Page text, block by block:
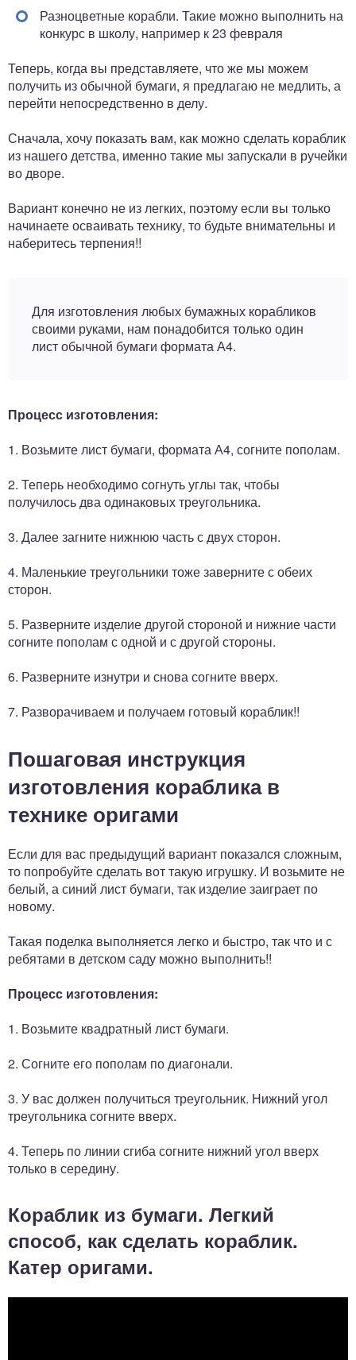
Разноцветные корабли. Такие можно выполнить на
конкурс в школу, например к 23 февраля
Теперь, когда вы представляете, что же мы можем
получить из обычной бумаги, я предлагаю не медлить, а
перейти непосредственно в делу.
Сначала, хочу показать вам, как можно сделать кораблик
из нашего детства, именно такие мы запускали в ручейки
во дворе.
Вариант конечно не из легких, поэтому если вы только
начинаете осваивать технику, то будьте внимательны и
наберитесь терпения!!
Для изготовления любых бумажных корабликов
своими руками, нам понадобится только один
лист обычной бумаги формата А4.
Процесс изготовления:
1. Возьмите лист бумаги, формата А4, согните пополам.
2. Теперь необходимо согнуть углы так, чтобы
получилось два одинаковых треугольника.
3. Далее загните нижнюю часть с двух сторон.
4. Маленькие треугольники тоже заверните с обеих
сторон.
5. Разверните изделие другой стороной и нижние части
согните пополам с одной и с другой стороны.
6. Разверните изнутри и снова согните вверх.
7. Разворачиваем и получаем готовый кораблик!!
Пошаговая инструкция
изготовления кораблика в
технике оригами
Если для вас предыдущий вариант показался сложным,
то попробуйте сделать вот такую игрушку. И возьмите не
белый, а синий лист бумаги, так изделие заиграет по
новому.
Такая поделка выполняется легко и быстро, так что и с
ребятами в детском саду можно выполнить!!
Процесс изготовления:
1. Возьмите квадратный лист бумаги.
2. Согните его пополам по диагонали.
3. У вас должен получиться треугольник. Нижний угол
треугольника согните вверх.
4. Теперь по линии сгиба согните нижний угол вверх
только в середину.
Кораблик из бумаги. Легкий
способ, как сделать кораблик.
Катер оригами.